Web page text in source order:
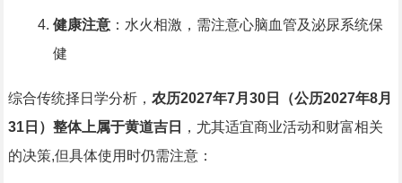
健康注意：水火相激，需注意心脑血管及泌尿系统保
健
综合传统择日学分析， 农历2027年7月30日（公历2027年8月
31日）整体上属于黄道吉日
，尤其适宜商业活动和财富相关
的决策,但具体使用时仍需注意：